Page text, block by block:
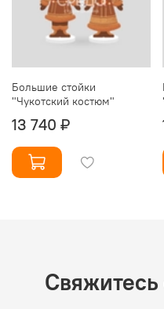
Большие стойки
"Чукотский костюм"
13 740 ₽